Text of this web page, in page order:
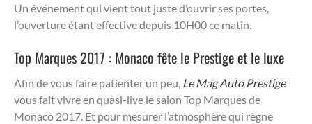
Un événement qui vient tout juste d’ouvrir ses portes,
l’ouverture étant effective depuis 10H00 ce matin.
Top Marques 2017 : Monaco fête le Prestige et le luxe
Afin de vous faire patienter un peu, Le Mag Auto Prestige
vous fait vivre en quasi-live le salon Top Marques de
Monaco 2017. Et pour mesurer l’atmosphère qui règne